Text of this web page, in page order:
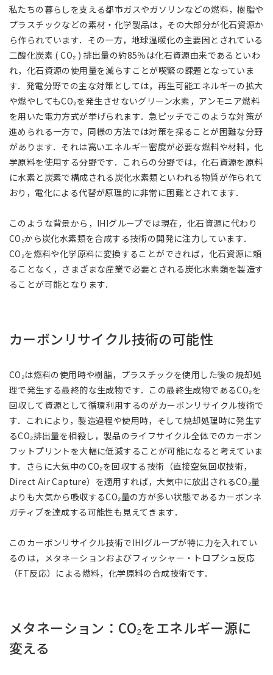
私たちの暮らしを支える都市ガスやガソリンなどの燃料，樹脂や
プラスチックなどの素材・化学製品は，その大部分が化石資源か
ら作られています．その一方，地球温暖化の主要因とされている
二酸化炭素 ( CO₂ ) 排出量の約85％は化石資源由来であるといわ
れ，化石資源の使用量を減らすことが喫緊の課題となっていま
す．発電分野での主な対策としては，再生可能エネルギーの拡大
や燃やしてもCO₂を発生させないグリーン水素，アンモニア燃料
を用いた電力方式が挙げられます．急ピッチでこのような対策が
進められる一方で，同様の方法では対策を採ることが困難な分野
があります．それは高いエネルギー密度が必要な燃料や材料，化
学原料を使用する分野です．これらの分野では，化石資源を原料
に水素と炭素で構成される炭化水素類といわれる物質が作られて
おり，電化による代替が原理的に非常に困難とされてます．
このような背景から，IHIグループでは現在，化石資源に代わり
CO₂から炭化水素類を合成する技術の開発に注力しています．
CO₂を燃料や化学原料に変換することができれば，化石資源に頼
ることなく，さまざまな産業で必要とされる炭化水素類を製造す
ることが可能となります．
カーボンリサイクル技術の可能性
CO₂は燃料の使用時や樹脂，プラスチックを使用した後の焼却処
理で発生する最終的な生成物です．この最終生成物であるCO₂を
回収して資源として循環利用するのがカーボンリサイクル技術で
す．これにより，製造過程や使用時，そして焼却処理時に発生す
るCO₂排出量を相殺し，製品のライフサイクル全体でのカーボン
フットプリントを大幅に低減することが可能になると考えていま
す．さらに大気中のCO₂を回収する技術（直接空気回収技術，
Direct Air Capture）を適用すれば，大気中に放出されるCO₂量
よりも大気から吸収するCO₂量の方が多い状態であるカーボンネ
ガティブを達成する可能性も見えてきます．
このカーボンリサイクル技術でIHIグループが特に力を入れてい
るのは，メタネーションおよびフィッシャー・トロプシュ反応
（FT反応）による燃料，化学原料の合成技術です．
メタネーション：CO₂をエネルギー源に
変える